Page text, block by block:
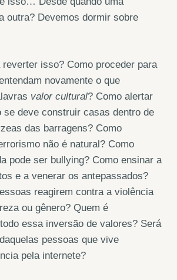
outra? Devemos dormir sobre
reverter isso? Como proceder para
novamente o que
valor cultural? Como alertar
se deve construir casas dentro de
das barragens? Como
não é natural? Como
pode ser bullying? Como ensinar a
e a venerar os antepassados?
reagirem contra a violência
ou gênero? Quem é
essa inversão de valores? Será
pessoas que vive
pela internete?